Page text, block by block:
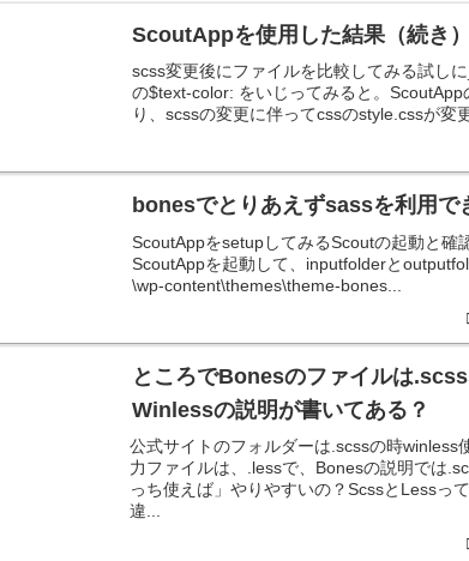
ScoutAppを使用した結果（続き）
scss変更後にファイルを比較してみる試し
の$text-color: をいじってみると。
り、scssの変更に伴ってcssのstyle.cssが変
bonesでとりあえずsassを利用で
ScoutAppをsetupしてみるScoutの起動と確
ScoutAppを起動して、inputfolderと
\wp-content\themes\theme-bones...
ところでBonesのファイルは
Winlessの説明が書いてある？
公式サイトのフォルダーは.scssの時winless
力ファイルは、.lessで、Bonesの説明では
っち使えば」やりやすいの？ScssとLessっ
違...